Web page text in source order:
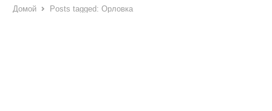
Домой Posts tagged: Орловка